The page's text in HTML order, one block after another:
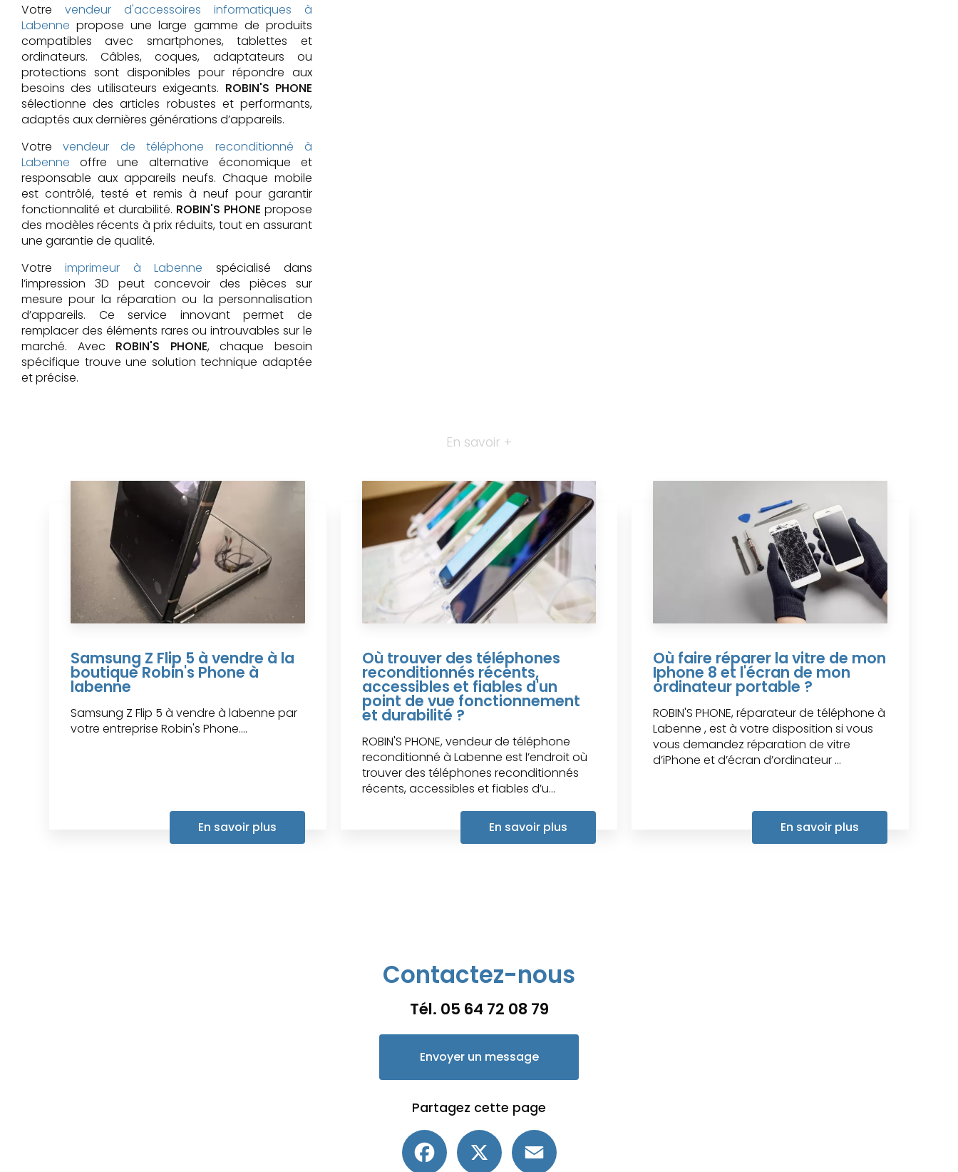
Votre vendeur d'accessoires informatiques à
Labenne propose une large gamme de produits
compatibles avec smartphones, tablettes et
ordinateurs. Câbles, coques, adaptateurs ou
protections sont disponibles pour répondre aux
besoins des utilisateurs exigeants. ROBIN'S PHONE
sélectionne des articles robustes et performants,
adaptés aux dernières générations d’appareils.
Votrevendeur de téléphone reconditionné à
Labenne offre une alternative économique et
responsable aux appareils neufs. Chaque mobile
est contrôlé, testé et remis à neuf pour garantir
fonctionnalité et durabilité. ROBIN'S PHONE propose
des modèles récents à prix réduits, tout en assurant
une garantie de qualité.
Votreimprimeur à Labenne spécialisé dans
l’impression 3D peut concevoir des pièces sur
mesure pour la réparation ou la personnalisation
d’appareils. Ce service innovant permet de
remplacer des éléments rares ou introuvables sur le
marché. Avec ROBIN'S PHONE, chaque besoin
spécifique trouve une solution technique adaptée
et précise.
En savoir +
Samsung Z Flip 5 à vendre à la
boutique Robin's Phone à
labenne
Samsung Z Flip 5 à vendre à labenne par
votre entreprise Robin's Phone....
En savoir plus
Où trouver des téléphones
reconditionnés récents,
accessibles et fiables d'un
point de vue fonctionnement
et durabilité ?
ROBIN'S PHONE, vendeur de téléphone
reconditionné à Labenne est l’endroit où
trouver des téléphones reconditionnés
récents, accessibles et fiables d’u...
En savoir plus
Où faire réparer la vitre de mon
Iphone 8 et l'écran de mon
ordinateur portable ?
ROBIN'S PHONE, réparateur de téléphone à
Labenne , est à votre disposition si vous
vous demandez réparation de vitre
d’iPhone et d’écran d’ordinateur ...
En savoir plus
Contactez-nous
Tél. 05 64 72 08 79
Envoyer un message
Partagez cette page
Facebook